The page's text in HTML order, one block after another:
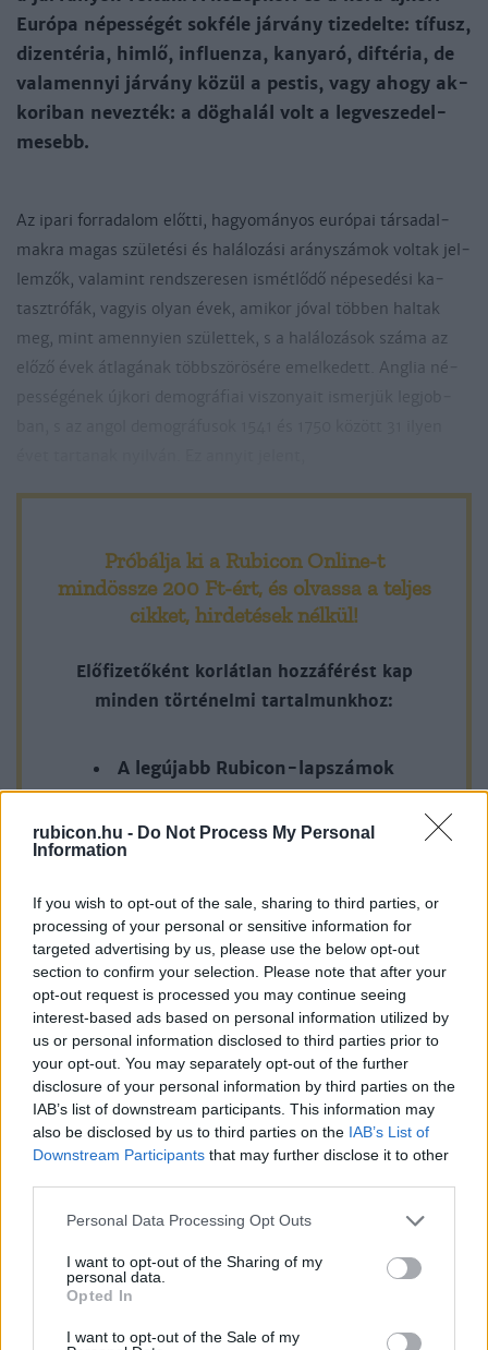
rubicon.hu - Do Not Process My Personal
Information
If you wish to opt-out of the sale, sharing to third parties, or
processing of your personal or sensitive information for
targeted advertising by us, please use the below opt-out
section to confirm your selection. Please note that after your
opt-out request is processed you may continue seeing
interest-based ads based on personal information utilized by
us or personal information disclosed to third parties prior to
your opt-out. You may separately opt-out of the further
disclosure of your personal information by third parties on the
IAB’s list of downstream participants. This information may
also be disclosed by us to third parties on the IAB’s List of
Downstream Participants that may further disclose it to other
Please note that this website/app uses one or more Google
not limited to your visit or usage behaviour. You may click to
grant or deny consent to Google and its third-party tags to
use your data for below specified purposes in below Google
consent section.
Personal Data Processing Opt Outs
I want to opt-out of the Sharing of my
personal data.
Opted In
I want to opt-out of the Sale of my
Eu­ró­pa né­pes­sé­gét sok­fé­le jár­vány ti­ze­del­te: tí­fusz,
di­zen­té­ria, him­lő, inf­luen­za, ka­nya­ró, dif­té­ria, de
va­la­mennyi jár­vány kö­zül a pes­tis, vagy ahogy ak­
ko­ri­ban ne­vez­ték: a dög­ha­lál volt a leg­ve­sze­del­
me­sebb.
Az ipa­ri for­ra­da­lom előt­ti, ha­gyo­má­nyos eu­ró­pai tár­sa­dal­
mak­ra ma­gas szü­le­té­si és ha­lá­lo­zá­si arány­szá­mok vol­tak jel­
lem­zők, va­la­mint rend­sze­re­sen is­mét­lő­dő né­pe­se­dé­si ka­
taszt­ró­fák, vagyis olyan évek, ami­kor jó­val töb­ben hal­tak
meg, mint amennyien szü­let­tek, s a ha­lá­lo­zá­sok szá­ma az
elő­ző évek át­la­gá­nak több­szö­rö­sé­re emel­ke­dett. Ang­lia né­
Próbálja ki a Rubicon Online-t
mindössze 200 Ft-ért, és olvassa a teljes
cikket, hirdetések nélkül!
Előfizetőként korlátlan hozzáférést kap
minden történelmi tartalmunkhoz:
A legújabb Rubicon-lapszámok
tartalma
Hirdetésmentes olvasó felület
Kedvenc cikkek elmentése, könyvjelzők
Az első hónap csak 200 Ft-ba kerül. Próbálja
ki!
KIPRÓBÁLOM 200 FT-ÉRT
REGISZTRÁCIÓ.